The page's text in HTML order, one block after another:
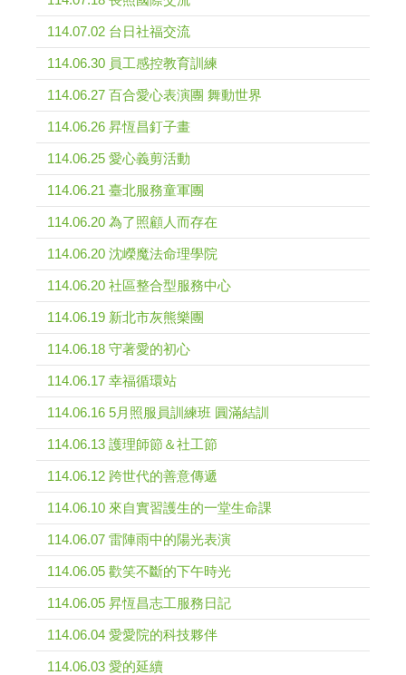
114.07.02 台日社福交流
114.06.30 員工感控教育訓練
114.06.27 百合愛心表演團 舞動世界
114.06.26 昇恆昌釘子畫
114.06.25 愛心義剪活動
114.06.21 臺北服務童軍團
114.06.20 為了照顧人而存在
114.06.20 沈嶸魔法命理學院
114.06.20 社區整合型服務中心
114.06.19 新北市灰熊樂團
114.06.18 守著愛的初心
114.06.17 幸福循環站
114.06.16 5月照服員訓練班 圓滿結訓
114.06.13 護理師節＆社工節
114.06.12 跨世代的善意傳遞
114.06.10 來自實習護生的一堂生命課
114.06.07 雷陣雨中的陽光表演
114.06.05 歡笑不斷的下午時光
114.06.05 昇恆昌志工服務日記
114.06.04 愛愛院的科技夥伴
114.06.03 愛的延續